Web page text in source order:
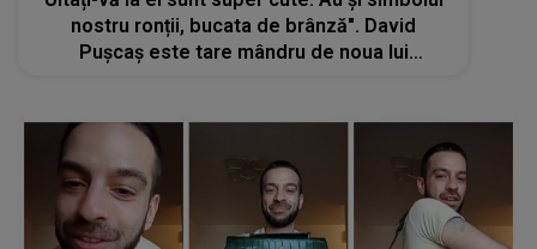
nostru ronții, bucata de brânză". David
Pușcaș este tare mândru de noua lui